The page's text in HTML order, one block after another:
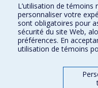
Plan du site
Signaler une erreur
Accessibilité
FACULTÉ DES ARTS ET DES
Nos départements et écoles
L’utilisation de témoins
personnaliser votre
sont obligatoires pour
sécurité du site Web,
préférences. En
utilisation de témoins